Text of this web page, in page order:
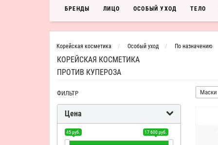
БРЕНДЫ ЛИЦО ОСОБЫЙ УХОД ТЕЛО
Корейская косметика Особый уход По назначению
КОРЕЙСКАЯ КОСМЕТИКА
ПРОТИВ КУПЕРОЗА
ФИЛЬТР
Цена
45 руб. 17 600 руб.
Маски